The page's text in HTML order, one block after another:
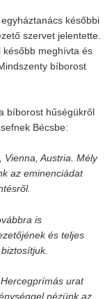
későbbi
szervet jelentette.
később meghívta és
bíborost
bíborost hűségükről
Bécsbe:
Vienna, Austria. Mély
az eminenciádat
is
és teljes
urat
nézünk az